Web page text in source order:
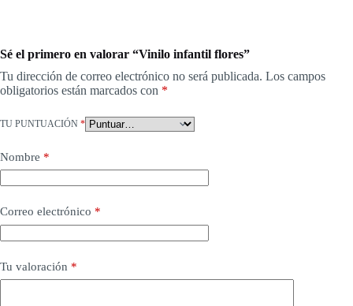
Sé el primero en valorar “Vinilo infantil flores”
Tu dirección de correo electrónico no será publicada. Los campos
obligatorios están marcados con *
TU PUNTUACIÓN *
Nombre *
Correo electrónico *
Tu valoración *